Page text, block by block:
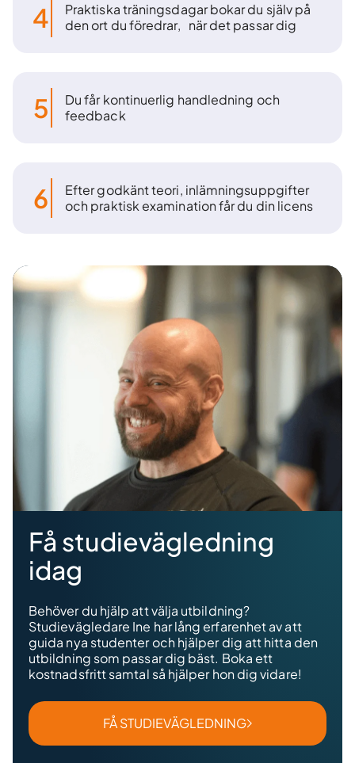
4
Praktiska träningsdagar bokar du själv på
den ort du föredrar, när det passar dig
5
Du får kontinuerlig handledning och
feedback
6
Efter godkänt teori, inlämningsuppgifter
och praktisk examination får du din licens
Få studievägledning
idag
Behöver du hjälp att välja utbildning?
Studievägledare Ine har lång erfarenhet av att
guida nya studenter och hjälper dig att hitta den
utbildning som passar dig bäst. Boka ett
kostnadsfritt samtal så hjälper hon dig vidare!
FÅ STUDIEVÄGLEDNING